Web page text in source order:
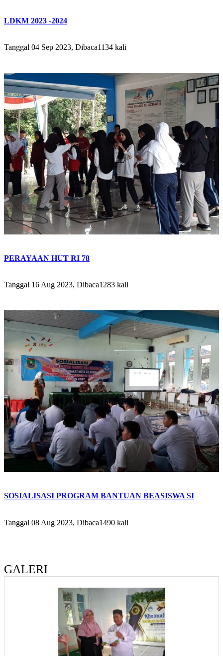
LDKM 2023 -2024
Tanggal 04 Sep 2023, Dibaca1134 kali
PERAYAAN HUT RI 78
Tanggal 16 Aug 2023, Dibaca1283 kali
SOSIALISASI PROGRAM BANTUAN BEASISWA SI
Tanggal 08 Aug 2023, Dibaca1490 kali
GALERI